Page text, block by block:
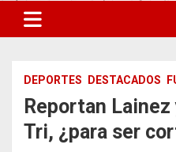
DEPORTES DESTACADOS
Reportan Lainez
Tri, ¿para ser